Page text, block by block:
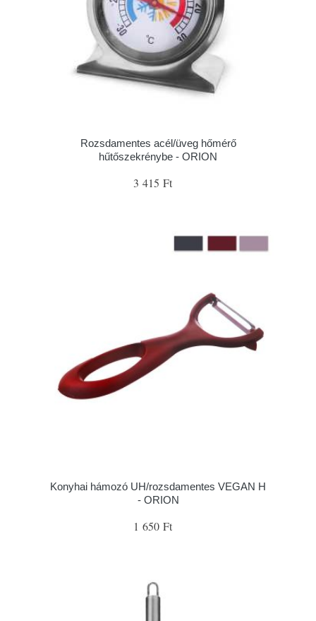
Rozsdamentes acél/üveg hőmérő
hűtőszekrénybe - ORION
3 415 Ft
Konyhai hámozó UH/rozsdamentes VEGAN H
- ORION
1 650 Ft